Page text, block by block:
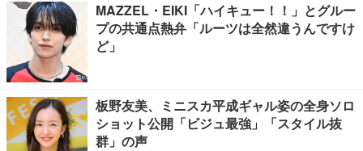
MAZZEL・EIKI「ハイキュー！！」とグルー
プの共通点熱弁「ルーツは全然違うんですけ
ど」
板野友美、ミニスカ平成ギャル姿の全身ソロ
ショット公開「ビジュ最強」「スタイル抜
群」の声